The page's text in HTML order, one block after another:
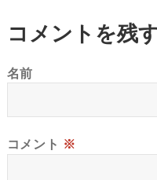
コメントを残
名前
コメント ※